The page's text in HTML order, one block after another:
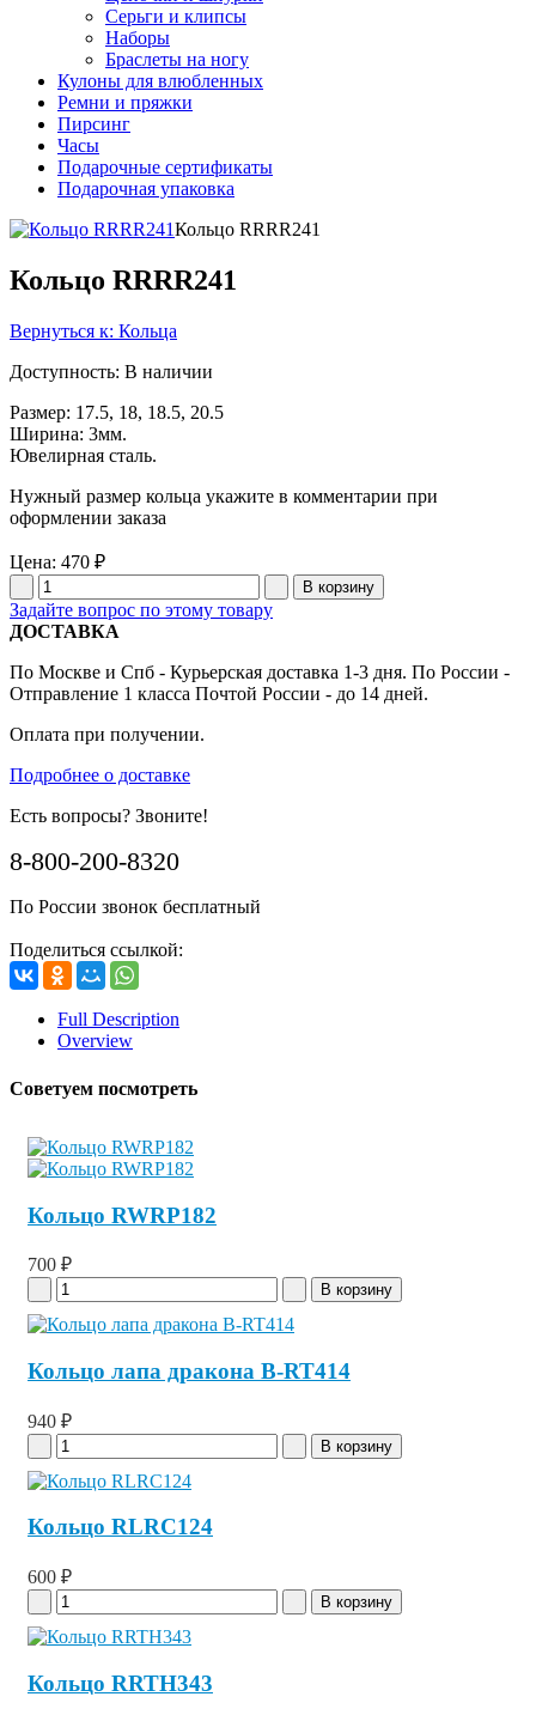
Серьги и клипсы
Наборы
Браслеты на ногу
Кулоны для влюбленных
Ремни и пряжки
Пирсинг
Часы
Подарочные сертификаты
Подарочная упаковка
Кольцо RRRR241
Кольцо RRRR241
Вернуться к: Кольца
Доступность: В наличии
Размер: 17.5, 18, 18.5, 20.5
Ширина: 3мм.
Ювелирная сталь.
Нужный размер кольца укажите в комментарии при
оформлении заказа
Цена: 470 ₽
Задайте вопрос по этому товару
ДОСТАВКА
По Москве и Спб - Курьерская доставка 1-3 дня. По России -
Отправление 1 класса Почтой России - до 14 дней.
Оплата при получении.
Подробнее о доставке
Есть вопросы? Звоните!
8-800-200-8320
По России звонок бесплатный
Поделиться ссылкой:
Full Description
Overview
Советуем посмотреть
Кольцо RWRP182
700 ₽
Кольцо лапа дракона B-RT414
940 ₽
Кольцо RLRC124
600 ₽
Кольцо RRTH343